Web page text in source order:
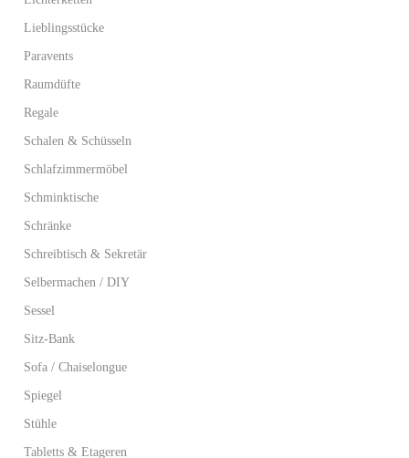
Lieblingsstücke
Paravents
Raumdüfte
Regale
Schalen & Schüsseln
Schlafzimmermöbel
Schminktische
Schränke
Schreibtisch & Sekretär
Selbermachen / DIY
Sessel
Sitz-Bank
Sofa / Chaiselongue
Spiegel
Stühle
Tabletts & Etageren